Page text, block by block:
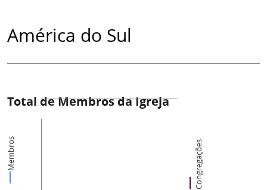
América do Sul
Total de Membros da Igreja
Membros Congregações